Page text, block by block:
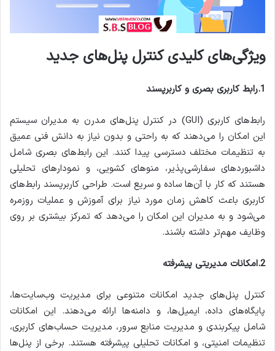
ویژگی‌های کلیدی کنترل پنل‌های جدید
1.رابط کاربری بصری و کاربرپسند
رابط‌های کاربری (GUI) در کنترل پنل‌های مدرن به مدیران سیستم
این امکان را می‌دهند که به راحتی و بدون نیاز به دانش فنی عمیق
به تنظیمات مختلف دسترسی پیدا کنند. این رابط‌های بصری شامل
داشبوردهای سفارشی‌پذیر، منوهای کشویی، و نمودارهای تحلیلی
هستند که کار با آن‌ها ساده و سریع است. طراحی کاربرپسند رابط‌های
کاربری باعث کاهش زمان مورد نیاز برای آموزش و عملیات روزمره
می‌شود و به مدیران این امکان را می‌دهد که تمرکز بیشتری بر روی
وظایف مهم‌تر داشته باشند.
2.امکانات مدیریتی پیشرفته
کنترل پنل‌های جدید امکانات متنوعی برای مدیریت وب‌سایت‌ها،
پایگاه‌های داده، ایمیل‌ها، و دامنه‌ها ارائه می‌دهند. این امکانات
شامل پیکربندی و مدیریت منابع سرور، مدیریت حساب‌های کاربری،
تنظیمات امنیتی، و امکانات تحلیلی پیشرفته هستند. برخی از پنل‌ها